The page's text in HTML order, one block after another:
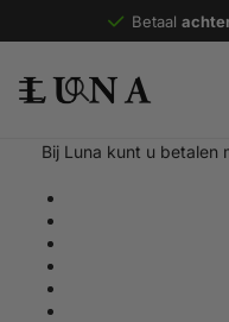
Betaal
Bij Luna kunt u betalen